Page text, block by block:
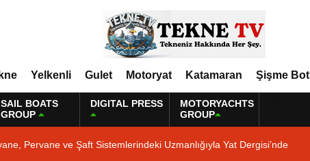
Yelkenli Gulet Motoryat Katamaran Şişme Bot
SAIL BOATS
GROUP
DIGITAL PRESS
MOTORYACHTS
GROUP
Pervane ve Şaft Sistemlerindeki Uzmanlığıyla Yat Dergisi’nde